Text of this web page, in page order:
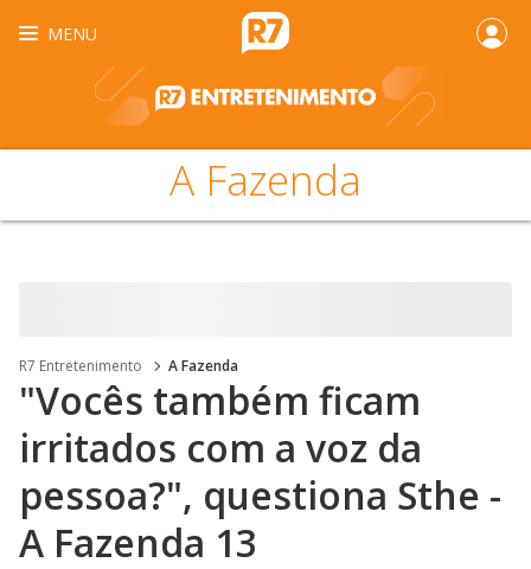
MENU
A Fazenda
R7 Entretenimento A Fazenda
"Vocês também ficam
irritados com a voz da
pessoa?", questiona Sthe -
A Fazenda 13